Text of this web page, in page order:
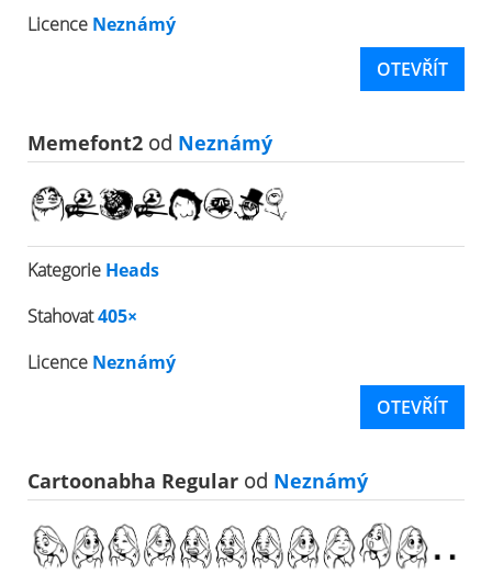
Licence Neznámý
OTEVŘÍT
Memefont2 od Neznámý
Kategorie Heads
Stahovat405×
Licence Neznámý
OTEVŘÍT
Cartoonabha Regular od Neznámý